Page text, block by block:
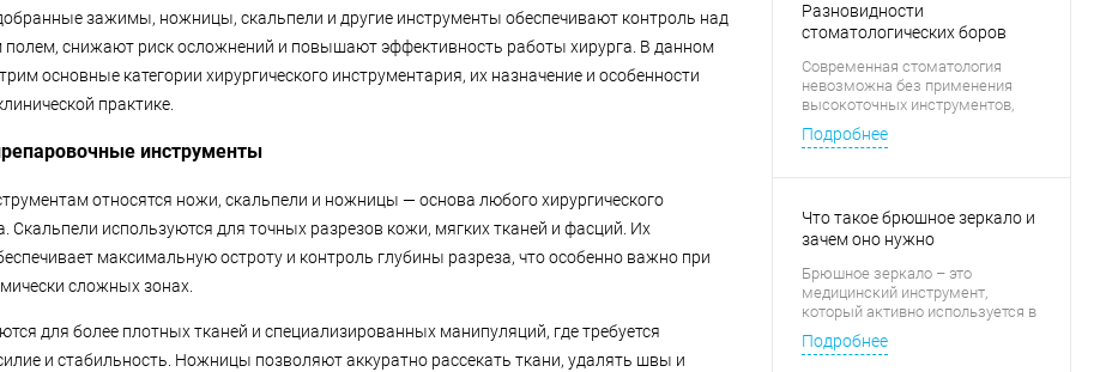
зажимы, ножницы, скальпели и другие инструменты обеспечивают контроль над
снижают риск осложнений и повышают эффективность работы хирурга. В данном
основные категории хирургического инструментария, их назначение и особенности
практике.
инструменты
относятся ножи, скальпели и ножницы — основа любого хирургического
Скальпели используются для точных разрезов кожи, мягких тканей и фасций. Их
максимальную остроту и контроль глубины разреза, что особенно важно при
сложных зонах.
для более плотных тканей и специализированных манипуляций, где требуется
и стабильность. Ножницы позволяют аккуратно рассекать ткани, удалять швы и
Разновидности
стоматологических боров
Современная стоматология
невозможна без применения
высокоточных инструментов,
среди которых особое место
занимают боры.
Подробнее
Что такое брюшное зеркало и
зачем оно нужно
Брюшное зеркало – это
медицинский инструмент,
который активно используется в
хирургии и диагностике для
исследования органов брюшной
Подробнее